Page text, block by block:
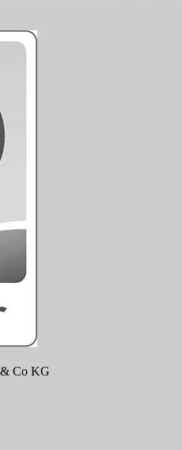
Co KG